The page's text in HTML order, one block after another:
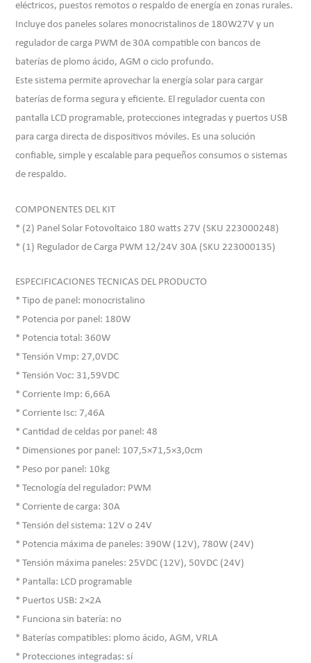
eléctricos, puestos remotos o respaldo de energía en zonas rurales.
Incluye dos paneles solares monocristalinos de 180W27V y un
regulador de carga PWM de 30A compatible con bancos de
baterías de plomo ácido, AGM o ciclo profundo.
Este sistema permite aprovechar la energía solar para cargar
baterías de forma segura y eficiente. El regulador cuenta con
pantalla LCD programable, protecciones integradas y puertos USB
para carga directa de dispositivos móviles. Es una solución
confiable, simple y escalable para pequeños consumos o sistemas
de respaldo.
COMPONENTES DEL KIT
* (2) Panel Solar Fotovoltaico 180 watts 27V (SKU 223000248)
* (1) Regulador de Carga PWM 12/24V 30A (SKU 223000135)
ESPECIFICACIONES TECNICAS DEL PRODUCTO
* Tipo de panel: monocristalino
* Potencia por panel: 180W
* Potencia total: 360W
* Tensión Vmp: 27,0VDC
* Tensión Voc: 31,59VDC
* Corriente Imp: 6,66A
* Corriente Isc: 7,46A
* Cantidad de celdas por panel: 48
* Dimensiones por panel: 107,5×71,5×3,0cm
* Peso por panel: 10kg
* Tecnología del regulador: PWM
* Corriente de carga: 30A
* Tensión del sistema: 12V o 24V
* Potencia máxima de paneles: 390W (12V), 780W (24V)
* Tensión máxima paneles: 25VDC (12V), 50VDC (24V)
* Pantalla: LCD programable
* Puertos USB: 2×2A
* Funciona sin batería: no
* Baterías compatibles: plomo ácido, AGM, VRLA
* Protecciones integradas: sí